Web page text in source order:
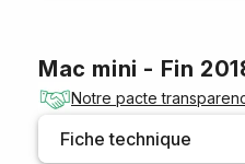
Mac mini - Fin
Notre pacte
Fiche technique